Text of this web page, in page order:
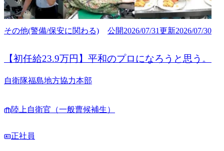
その他(警備/保安に関わる) 公開2026/07/31更新2026/07/30
【初任給23.9万円】平和のプロになろうと思う。
自衛隊福島地方協力本部
陸上自衛官（一般曹候補生）
正社員